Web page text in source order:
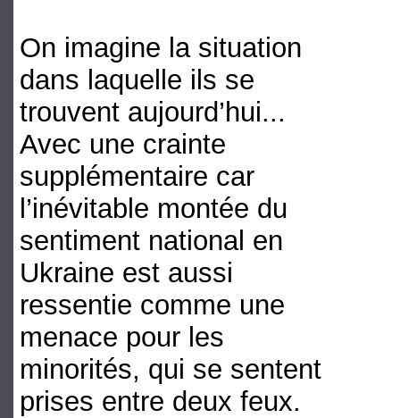
On imagine la situation
dans laquelle ils se
trouvent aujourd’hui...
Avec une crainte
supplémentaire car
l’inévitable montée du
sentiment national en
Ukraine est aussi
ressentie comme une
menace pour les
minorités, qui se sentent
prises entre deux feux.